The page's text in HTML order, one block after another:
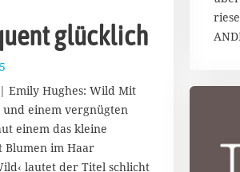
glücklich
.
A
u
g
u
Emily Hughes: Wild Mit
und einem vergnügten
einem das kleine
Blumen im Haar
lautet der Titel schlicht